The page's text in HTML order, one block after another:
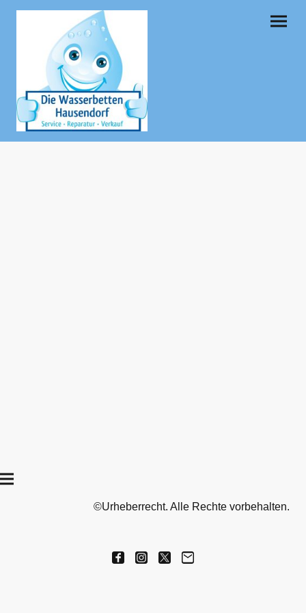
©Urheberrecht. Alle Rechte vorbehalten.